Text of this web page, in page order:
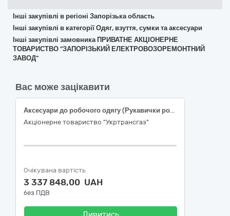
Інші закупівлі в регіоні Запорізька область
Інші закупівлі в категорії Одяг, взуття, сумки та аксесуари
Інші закупівлі замовника ПРИВАТНЕ АКЦІОНЕРНЕ
ТОВАРИСТВО "ЗАПОРІЗЬКИЙ ЕЛЕКТРОВОЗОРЕМОНТНИЙ
ЗАВОД"
Вас може зацікавити
Аксесуари до робочого одягу (Рукавички робочі (Лот №1 Рукавички робочі, Лот №2 Рукавички робочі, Лот №3 Рукавички робочі, Лот №4 Рукавички робочі))
Акціонерне товариство "Укртрансгаз"
Очікувана вартість
3 337 848,00 UAH
без ПДВ